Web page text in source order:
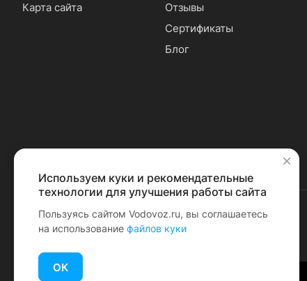
Карта сайта
Отзывы
Сертификаты
Блог
© 2026 Водовоз.RU
✕
Используем куки и рекомендательные
технологии для улучшения работы сайта
Пользуясь сайтом Vodovoz.ru, вы соглашаетесь
на использование файлов куки
ОК